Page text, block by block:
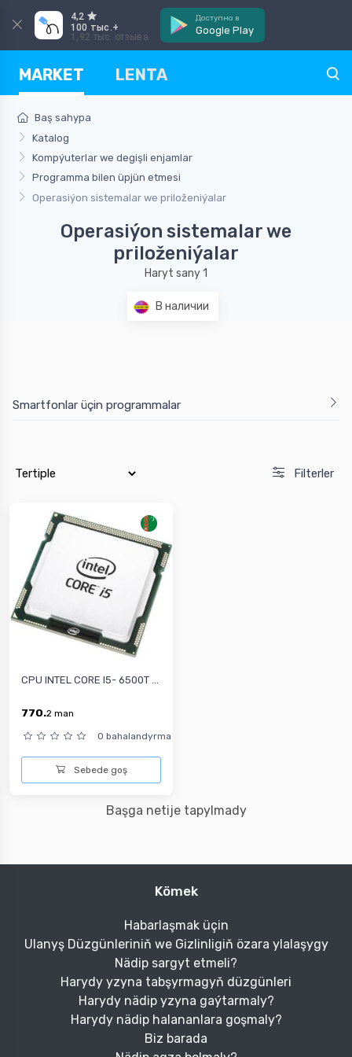
4,2
100 тыс.+
1,92 тыс. отзыва
Доступно в
Google Play
MARKET LENTA
Baş sahypa
Katalog
Kompýuterlar we degişli enjamlar
Programma bilen üpjün etmesi
Operasiýon sistemalar we priloženiýalar
Operasiýon sistemalar we
priloženiýalar
Haryt sany 1
В наличии
Smartfonlar üçin programmalar
Filterler
CPU INTEL CORE I5- 6500T ...
770.2 man
0 bahalandyrma
Sebede goş
Başga netije tapylmady
Kömek
Habarlaşmak üçin
Ulanyş Düzgünleriniň we Gizlinligiň özara ylalaşygy
Nädip sargyt etmeli?
Harydy yzyna tabşyrmagyň düzgünleri
Harydy nädip yzyna gaýtarmaly?
Harydy nädip halananlara goşmaly?
Biz barada